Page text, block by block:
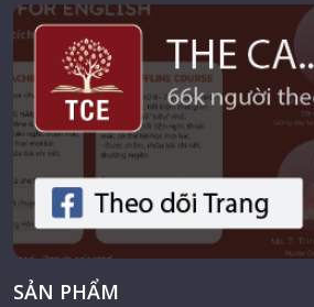
SẢN PHẨM